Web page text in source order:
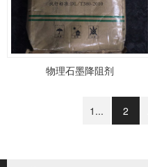
物理石墨降阻剂
1... 2